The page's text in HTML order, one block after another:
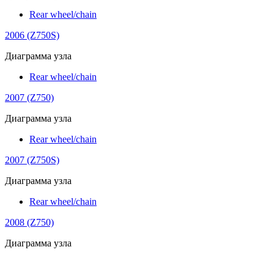
Rear wheel/chain
2006 (Z750S)
Диаграмма узла
Rear wheel/chain
2007 (Z750)
Диаграмма узла
Rear wheel/chain
2007 (Z750S)
Диаграмма узла
Rear wheel/chain
2008 (Z750)
Диаграмма узла